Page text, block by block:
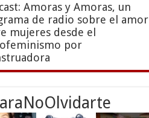
Amoras y Amoras, un
de radio sobre el amor
mujeres desde el
por